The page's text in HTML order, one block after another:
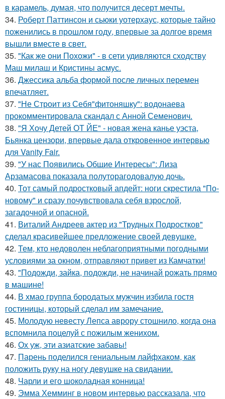
в карамель, думая, что получится десерт мечты.
34. Роберт Паттинсон и сьюки уотерхаус, которые тайно
поженились в прошлом году, впервые за долгое время
вышли вместе в свет.
35. "Как же они Похожи" - в сети удивляются сходству
Маш милаш и Кристины асмус.
36. Джессика альба формой после личных перемен
впечатляет.
37. "Не Строит из Себя"фитоняшку": водонаева
прокомментировала скандал с Анной Семенович.
38. "Я Хочу Детей ОТ ЙЕ" - новая жена канье уэста,
Бьянка цензори, впервые дала откровенное интервью
для Vanity Fair.
39. "У нас Появились Общие Интересы": Лиза
Арзамасова показала полуторагодовалую дочь.
40. Тот самый подростковый апдейт: ноги скрестила "По-
новому" и сразу почувствовала себя взрослой,
загадочной и опасной.
41. Виталий Андреев актер из "Трудных Подростков"
сделал красивейшее предложение своей девушке.
42. Тем, кто недоволен неблагоприятными погодными
условиями за окном, отправляют привет из Камчатки!
43. "Подожди, зайка, подожди, не начинай рожать прямо
в машине!
44. В хмао группа бородатых мужчин избила гостя
гостиницы, который сделал им замечание.
45. Молодую невесту Лепса аврору стошнило, когда она
вспомнила поцелуй с пожилым женихом.
46. Ох уж, эти азиатские забавы!
47. Парень поделился гениальным лайфхаком, как
положить руку на ногу девушке на свидании.
48. Чарли и его шоколадная конница!
49. Эмма Хемминг в новом интервью рассказала, что